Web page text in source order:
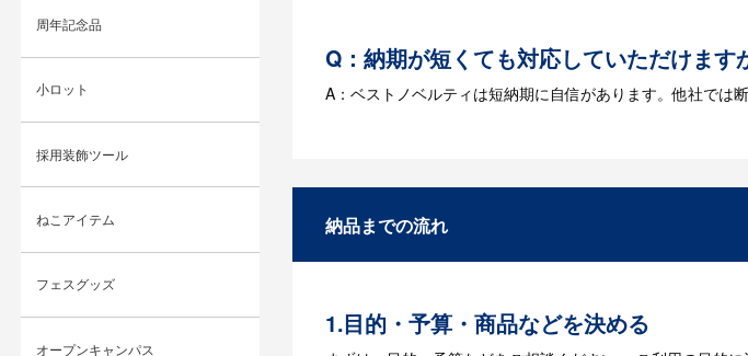
Q：納期が短くても対応していただけます
A：ベストノベルティは短納期に自信があります。他社では
納品までの流れ
1.目的・予算・商品などを決める
周年記念品
小ロット
採用装飾ツール
ねこアイテム
フェスグッズ
オープンキャンパス